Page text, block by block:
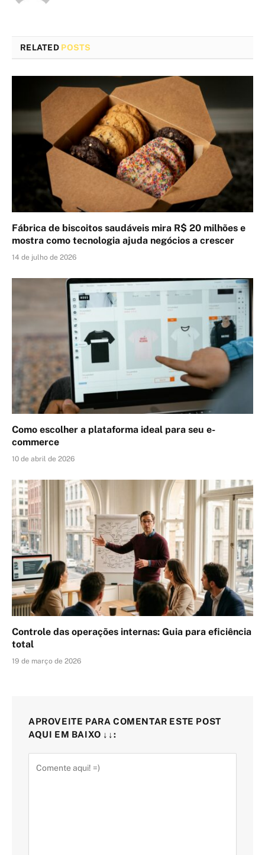
RELATED POSTS
Fábrica de biscoitos saudáveis mira R$ 20 milhões e
mostra como tecnologia ajuda negócios a crescer
14 de julho de 2026
Como escolher a plataforma ideal para seu e-
commerce
10 de abril de 2026
Controle das operações internas: Guia para eficiência
total
19 de março de 2026
APROVEITE PARA COMENTAR ESTE POST
AQUI EM BAIXO ↓↓: